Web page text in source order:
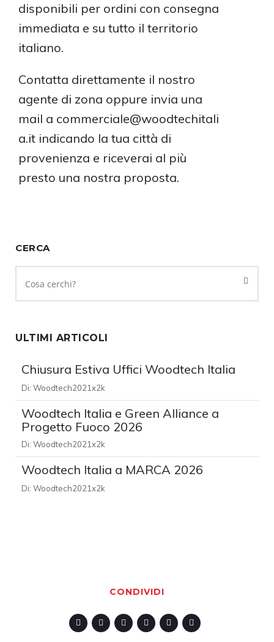
disponibili per ordini con consegna
immediata e su tutto il territorio
italiano.
Contatta direttamente il nostro
agente di zona oppure invia una
mail a commerciale@woodtechitali
a.it indicando la tua città di
provenienza e riceverai al più
presto una nostra proposta.
CERCA
ULTIMI ARTICOLI
Chiusura Estiva Uffici Woodtech Italia
Di: Woodtech2021x2k
Woodtech Italia e Green Alliance a
Progetto Fuoco 2026
Di: Woodtech2021x2k
Woodtech Italia a MARCA 2026
Di: Woodtech2021x2k
CONDIVIDI